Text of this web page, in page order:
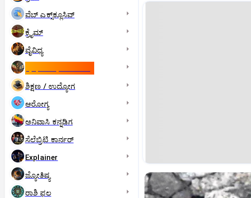
ವೆಬ್ ಎಕ್ಸ್‌ಕ್ಲೂಸಿವ್
ಕ್ರೈಮ್
ವೈವಿಧ್ಯ
ಶಿಕ್ಷಣ / ಉದ್ಯೋಗ
ಆರೋಗ್ಯ
ಅನಿವಾಸಿ ಕನ್ನಡಿಗ
ಸೆಲೆಬ್ರಿಟಿ ಕಾರ್ನರ್‌
Explainer
ಜ್ಯೋತಿಷ್ಯ
ರಾಶಿ ಫಲ